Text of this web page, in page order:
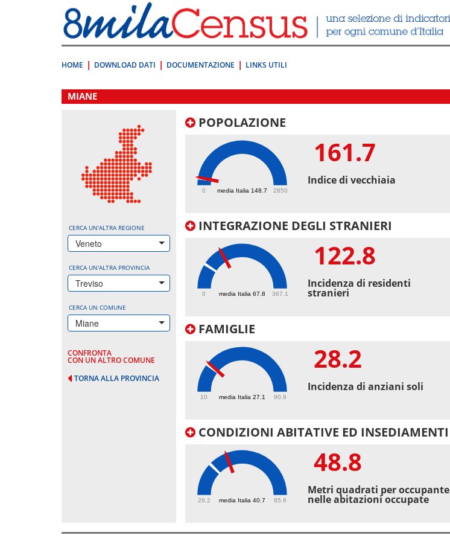
direttamente
a:
Contenuto
HOME DOWNLOAD DATI DOCUMENTAZIONE LINKS UTILI
.
MIANE
CERCA UN'ALTRA REGIONE
Veneto
CERCA UN'ALTRA PROVINCIA
Treviso
CERCA UN COMUNE
Miane
CONFRONTA
CON UN ALTRO COMUNE
TORNA ALLA PROVINCIA
POPOLAZIONE
media Italia 148.7
0 2850
161.7
Indice di vecchiaia
INTEGRAZIONE DEGLI STRANIERI
media Italia 67.8
0 367.1
122.8
Incidenza di residenti
stranieri
FAMIGLIE
media Italia 27.1
10 90.9
28.2
Incidenza di anziani soli
CONDIZIONI ABITATIVE ED INSEDIAMENTI
media Italia 40.7
26.2 85.6
48.8
Metri quadrati per occupante
nelle abitazioni occupate